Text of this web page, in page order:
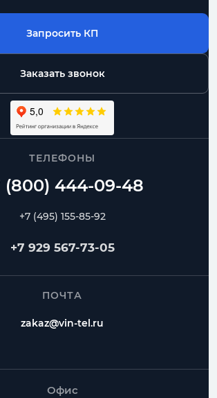
Запросить КП
Заказать звонок
ТЕЛЕФОНЫ
+7 (495) 155-85-92
+7 929 567-73-05
ПОЧТА
zakaz@vin-tel.ru
Офис